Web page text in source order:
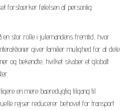
forstærker følelsen af personlig
en stor rolle i julemandens fremtid, hvor
giver familier mulighed for at dele
og bekendte, hvilket skaber et globalt
en mere bæredygtig tilgang til
rejser reducerer behovet for transport